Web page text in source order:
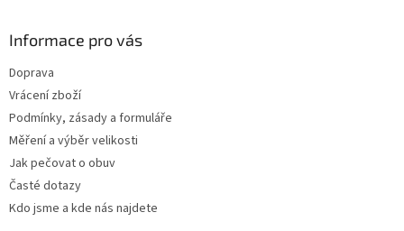
Informace pro vás
Doprava
Vrácení zboží
Podmínky, zásady a formuláře
Měření a výběr velikosti
Jak pečovat o obuv
Časté dotazy
Kdo jsme a kde nás najdete